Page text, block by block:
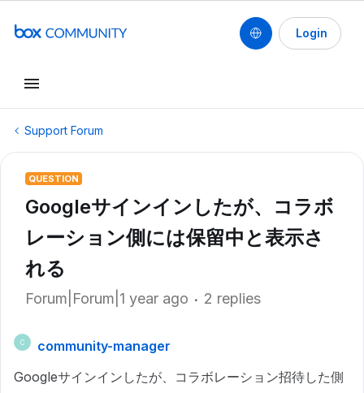
Login
Support Forum
QUESTION
Googleサインインしたが、コラボ
レーション側には保留中と表示さ
れる
Forum|Forum|1 year ago 2 replies
C
community-manager
Googleサインインしたが、コラボレーション招待した側